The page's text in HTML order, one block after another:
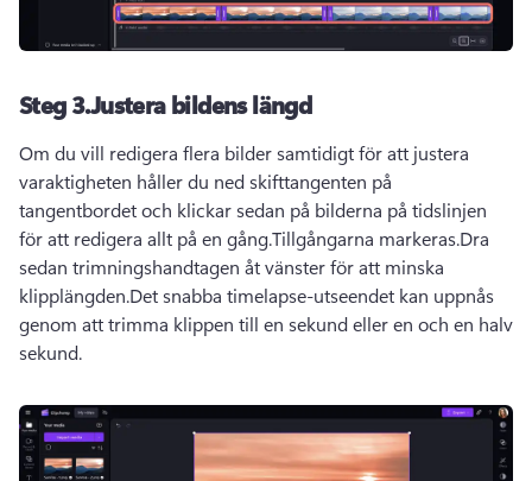
Steg 3.Justera bildens längd
Om du vill redigera flera bilder samtidigt för att justera
varaktigheten håller du ned skifttangenten på
tangentbordet och klickar sedan på bilderna på tidslinjen
för att redigera allt på en gång.Tillgångarna markeras.Dra
sedan trimningshandtagen åt vänster för att minska
klipplängden.Det snabba timelapse-utseendet kan uppnås
genom att trimma klippen till en sekund eller en och en halv
sekund.